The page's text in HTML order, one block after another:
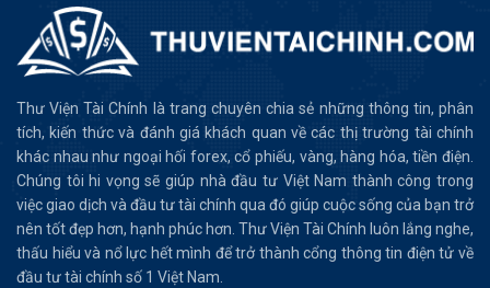
Thư Viện Tài Chính là trang chuyên chia sẻ những thông tin, phân
tích, kiến thức và đánh giá khách quan về các thị trường tài chính
khác nhau như ngoại hối forex, cổ phiếu, vàng, hàng hóa, tiền điện.
Chúng tôi hi vọng sẽ giúp nhà đầu tư Việt Nam thành công trong
việc giao dịch và đầu tư tài chính qua đó giúp cuộc sống của bạn trở
nên tốt đẹp hơn, hạnh phúc hơn. Thư Viện Tài Chính luôn lắng nghe,
thấu hiểu và nổ lực hết mình để trở thành cổng thông tin điện tử về
đầu tư tài chính số 1 Việt Nam.